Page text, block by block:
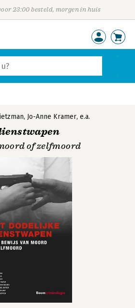
23:00 besteld, morgen in huis
, Jo-Anne Kramer, e.a.
of zelfmoord